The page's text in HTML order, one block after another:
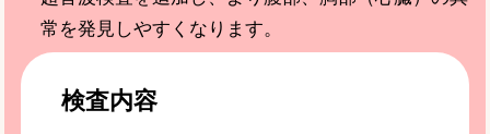
常を発見しやすくなります。
検査内容